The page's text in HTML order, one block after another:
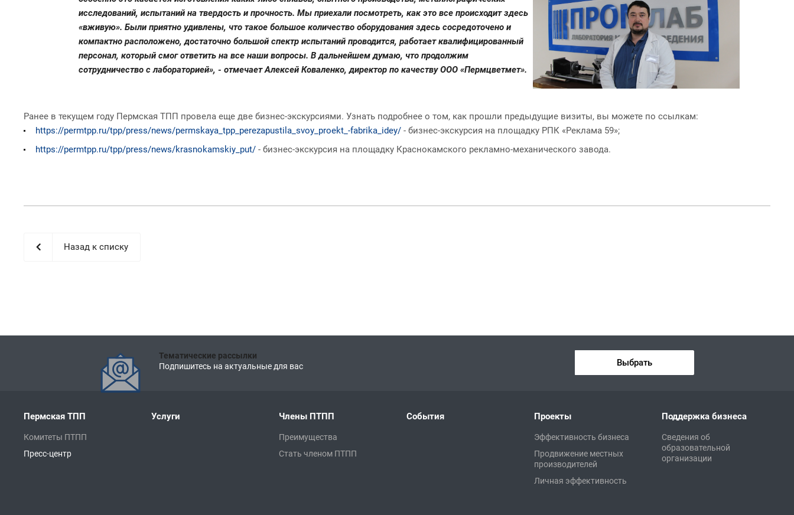
исследований, испытаний на твердость и прочность. Мы приехали посмотреть, как это все происходит здесь
«вживую». Были приятно удивлены, что такое большое количество оборудования здесь сосредоточено и
компактно расположено, достаточно большой спектр испытаний проводится, работает квалифицированный
персонал, который смог ответить на все наши вопросы. В дальнейшем думаю, что продолжим
сотрудничество с лабораторией», - отмечает Алексей Коваленко, директор по качеству ООО «Пермцветмет».
Ранее в текущем году Пермская ТПП провела еще две бизнес-экскурсиями. Узнать подробнее о том, как прошли предыдущие визиты, вы можете по ссылкам:
https://permtpp.ru/tpp/press/news/permskaya_tpp_perezapustila_svoy_proekt_-fabrika_idey/ - бизнес-экскурсия на площадку РПК «Реклама 59»;
https://permtpp.ru/tpp/press/news/krasnokamskiy_put/ - бизнес-экскурсия на площадку Краснокамского рекламно-механического завода.
Назад к списку
Тематические рассылки
Подпишитесь на актуальные для вас
Выбрать
Пермская ТПП
Комитеты ПТПП
Пресс-центр
Услуги Члены ПТПП
Преимущества
Стать членом ПТПП
События Проекты
Эффективность бизнеса
Продвижение местных
производителей
Личная эффективность
Поддержка бизнеса
Сведения об
образовательной
организации